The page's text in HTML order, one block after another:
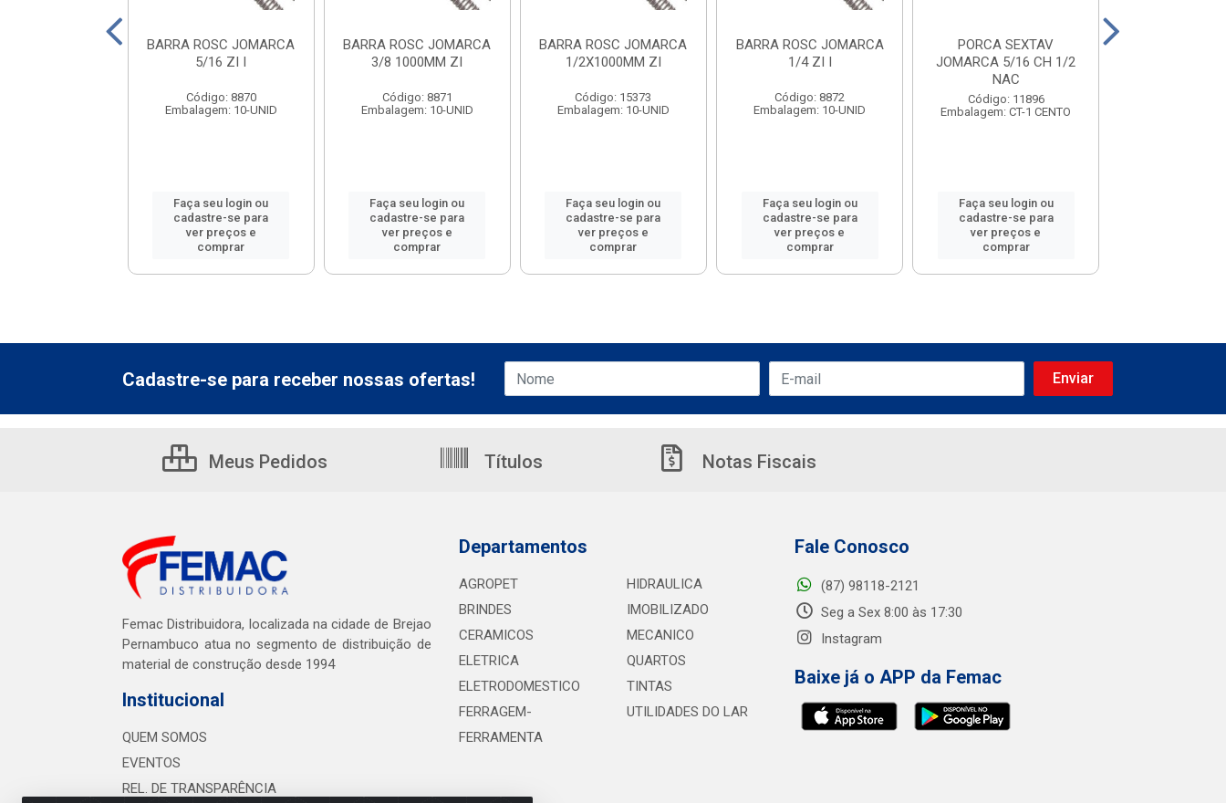
BARRA ROSC JOMARCA
5/16 ZI I
Código: 8870
Embalagem: 10-UNID
Faça seu login ou
cadastre-se para
ver preços e
comprar
BARRA ROSC JOMARCA
3/8 1000MM ZI
Código: 8871
Embalagem: 10-UNID
Faça seu login ou
cadastre-se para
ver preços e
comprar
BARRA ROSC JOMARCA
1/2X1000MM ZI
Código: 15373
Embalagem: 10-UNID
Faça seu login ou
cadastre-se para
ver preços e
comprar
BARRA ROSC JOMARCA
1/4 ZI I
Código: 8872
Embalagem: 10-UNID
Faça seu login ou
cadastre-se para
ver preços e
comprar
PORCA SEXTAV
JOMARCA 5/16 CH 1/2
NAC
Código: 11896
Embalagem: CT-1 CENTO
Faça seu login ou
cadastre-se para
ver preços e
comprar
Cadastre-se para receber nossas ofertas!
Meus Pedidos Títulos Notas Fiscais
Femac Distribuidora, localizada na cidade de Brejao
Pernambuco atua no segmento de distribuição de
material de construção desde 1994
Institucional
QUEM SOMOS
EVENTOS
REL. DE TRANSPARÊNCIA
Departamentos
AGROPET
BRINDES
CERAMICOS
ELETRICA
ELETRODOMESTICO
FERRAGEM-
FERRAMENTA
HIDRAULICA
IMOBILIZADO
MECANICO
QUARTOS
TINTAS
UTILIDADES DO LAR
Fale Conosco
(87) 98118-2121
Seg a Sex 8:00 às 17:30
Instagram
Baixe já o APP da Femac